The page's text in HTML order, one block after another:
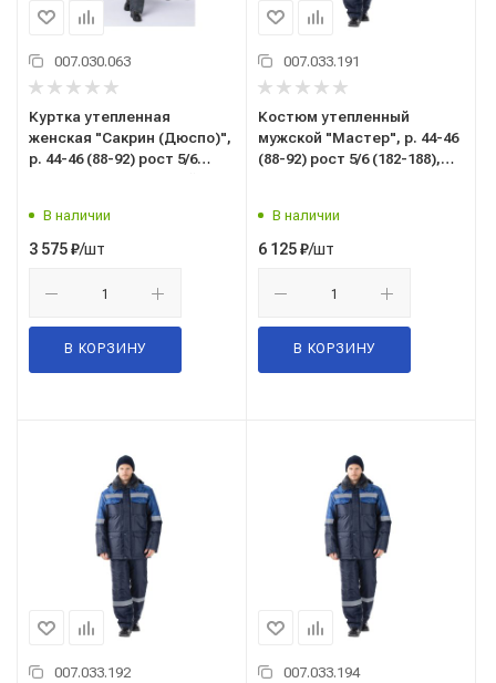
007.030.063
Куртка утепленная
женская "Сакрин (Дюспо)",
р. 44-46 (88-92) рост 5/6
В наличии
3 575₽/шт
В КОРЗИНУ
007.033.191
Костюм утепленный
мужской "Мастер", р. 44-46
(88-92) рост 5/6 (182-188),
с СОП
В наличии
6 125₽/шт
В КОРЗИНУ
007.033.192 007.033.194